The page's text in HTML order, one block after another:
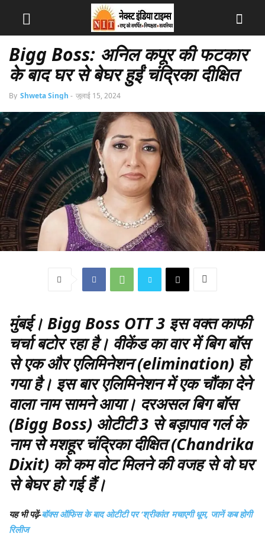
Bigg Boss: अनिल कपूर की फटकार
के बाद घर से बेघर हुईं चंद्रिका दीक्षित
By Shweta Singh - जुलाई 15, 2024
मुंबई। Bigg Boss OTT 3 इस वक्त काफी
चर्चा बटोर रहा है। वीकेंड का वार में बिग बॉस
से एक और एलिमिनेशन (elimination) हो
गया है। इस बार एलिमिनेशन में एक चौंका देने
वाला नाम सामने आया। दरअसल बिग बॉस
(Bigg Boss) ओटीटी 3 से बड़ापाव गर्ल के
नाम से मशहूर चंद्रिका दीक्षित (Chandrika
Dixit) को कम वोट मिलने की वजह से वो घर
से बेघर हो गई हैं।
यह भी पढ़ें-बॉक्स ऑफिस के बाद ओटीटी पर ‘श्रीकांत’ मचाएगी धूम, जानें कब होगी
रिलीज